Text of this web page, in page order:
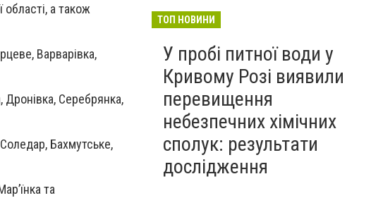
області, а також
Варварівка,
Дронівка, Серебрянка,
Бахмутське,
та
поколінь там, де панує
повага
НОВИНИ КОМПАНІЙ
Літній відпочинок 2026 у
Кривому Розі
ПАРТНЕРСЬКИЙ СПЕЦПРОЄКТ
13:00
ТОП НОВИНИ
У пробі питної води у
Кривому Розі виявили
перевищення
небезпечних хімічних
сполук: результати
дослідження